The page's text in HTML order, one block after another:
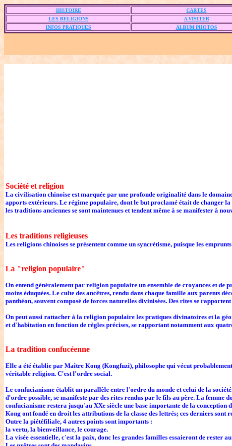
HISTOIRE CARTES
LES RELIGIONS
A VISITER
INFOS PRATIQUES
ALBUM PHOTOS
Société et religion
La civilisation chinoise est marquée par une profonde originalité dans le
apports extérieurs. Le régime populaire, dont le but proclamé était de changer la
les traditions anciennes se sont maintenues et tendent même à se manifester à
Les traditions religieuses
Les religions chinoises se présentent comme un syncrétisme, puisque les
La "religion populaire"
On entend généralement par religion populaire un ensemble de croyances et de
moins éduquées. Le culte des ancêtres, rendu dans chaque famille aux parents
panthéon, souvent composé de forces naturelles divinisées. Des rites se
On peut aussi rattacher à la religion populaire les pratiques divinatoires et la
et d'habitation en fonction de règles précises, se rapportant notamment aux
La tradition confucéenne
Elle a été établie par Maître Kong (Kongfuzi), philosophe qui vécut
véritable religion. C'est l'ordre social.
Le confucianisme établit un parallèle entre l'ordre du monde et celui de la
d'ordre possible, se manifeste par des rites rendus par le fils au père. La
confucianisme restera jusqu'au XXe siècle une base importante de la
Kong ont fondé en droit les attributions de la classe des lettrés; ces derniers sont
Outre la piétéfiliale, 4 autres points sont importants :
la vertu, la bienveillance, le courage.
La visée essentielle, c'est la paix, donc les grandes familles essaieront de rester